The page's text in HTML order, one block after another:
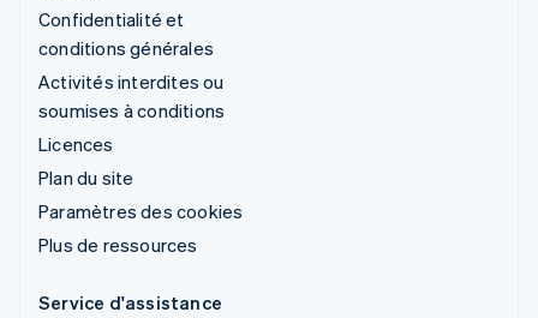
Confidentialité et
conditions générales
Activités interdites ou
soumises à conditions
Licences
Plan du site
Paramètres des cookies
Plus de ressources
Service d'assistance